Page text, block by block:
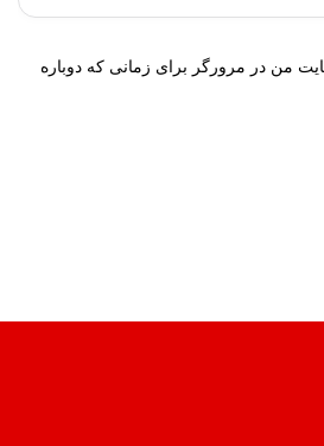
من در مرورگر برای زمانی که دوباره